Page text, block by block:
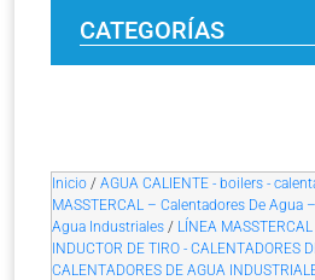
CATEGORÍAS
Inicio / AGUA CALIENTE - boilers -
MASSTERCAL – Calentadores De Agua
Agua Industriales / LÍNEA
INDUCTOR DE TIRO - CALENTADORES
CALENTADORES DE AGUA